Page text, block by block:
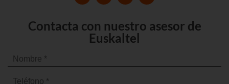
Contacta con nuestro asesor de
Euskaltel